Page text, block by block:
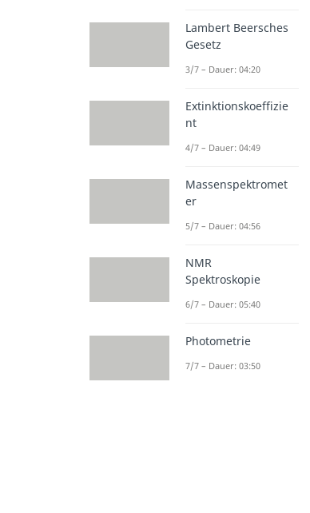
Lambert Beersches
Gesetz
3/7 – Dauer: 04:20
Extinktionskoeffizie
nt
4/7 – Dauer: 04:49
Massenspektromet
er
5/7 – Dauer: 04:56
NMR
Spektroskopie
6/7 – Dauer: 05:40
Photometrie
7/7 – Dauer: 03:50